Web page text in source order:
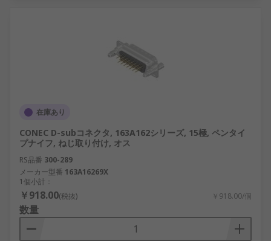
在庫あり
CONEC D-subコネクタ, 163A162シリーズ, 15極, ペンタイ
プナイフ, ねじ取り付け, オス
RS品番 300-289
メーカー型番 163A16269X
1個小計：
￥918.00(税抜) ￥918.00/個
数量